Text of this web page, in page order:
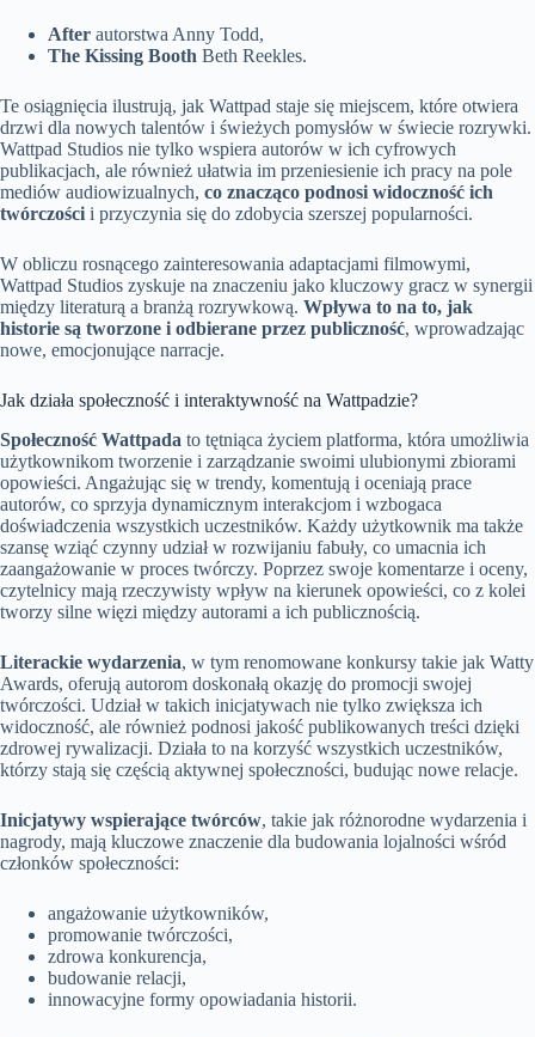
After autorstwa Anny Todd,
The Kissing Booth Beth Reekles.
Te osiągnięcia ilustrują, jak Wattpad staje się miejscem, które otwiera
drzwi dla nowych talentów i świeżych pomysłów w świecie rozrywki.
Wattpad Studios nie tylko wspiera autorów w ich cyfrowych
publikacjach, ale również ułatwia im przeniesienie ich pracy na pole
mediów audiowizualnych, co znacząco podnosi widoczność ich
twórczości i przyczynia się do zdobycia szerszej popularności.
W obliczu rosnącego zainteresowania adaptacjami filmowymi,
Wattpad Studios zyskuje na znaczeniu jako kluczowy gracz w synergii
między literaturą a branżą rozrywkową. Wpływa to na to, jak
historie są tworzone i odbierane przez publiczność, wprowadzając
nowe, emocjonujące narracje.
Jak działa społeczność i interaktywność na Wattpadzie?
Społeczność Wattpada to tętniąca życiem platforma, która umożliwia
użytkownikom tworzenie i zarządzanie swoimi ulubionymi zbiorami
opowieści. Angażując się w trendy, komentują i oceniają prace
autorów, co sprzyja dynamicznym interakcjom i wzbogaca
doświadczenia wszystkich uczestników. Każdy użytkownik ma także
szansę wziąć czynny udział w rozwijaniu fabuły, co umacnia ich
zaangażowanie w proces twórczy. Poprzez swoje komentarze i oceny,
czytelnicy mają rzeczywisty wpływ na kierunek opowieści, co z kolei
tworzy silne więzi między autorami a ich publicznością.
Literackie wydarzenia, w tym renomowane konkursy takie jak Watty
Awards, oferują autorom doskonałą okazję do promocji swojej
twórczości. Udział w takich inicjatywach nie tylko zwiększa ich
widoczność, ale również podnosi jakość publikowanych treści dzięki
zdrowej rywalizacji. Działa to na korzyść wszystkich uczestników,
którzy stają się częścią aktywnej społeczności, budując nowe relacje.
Inicjatywy wspierające twórców, takie jak różnorodne wydarzenia i
nagrody, mają kluczowe znaczenie dla budowania lojalności wśród
członków społeczności:
angażowanie użytkowników,
promowanie twórczości,
zdrowa konkurencja,
budowanie relacji,
innowacyjne formy opowiadania historii.